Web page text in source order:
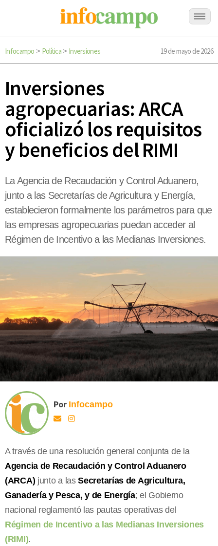
Infocampo > Política> Inversiones 19 de mayo de 2026
Inversiones
agropecuarias: ARCA
oficializó los requisitos
y beneficios del RIMI
La Agencia de Recaudación y Control Aduanero,
junto a las Secretarías de Agricultura y Energía,
establecieron formalmente los parámetros para que
las empresas agropecuarias puedan acceder al
Régimen de Incentivo a las Medianas Inversiones.
Por Infocampo
A través de una resolución general conjunta de la
Agencia de Recaudación y Control Aduanero
(ARCA) junto a lasSecretarías de Agricultura,
Ganadería y Pesca, y de Energía; el Gobierno
nacional reglamentó las pautas operativas del
Régimen de Incentivo a las Medianas Inversiones
(RIMI).